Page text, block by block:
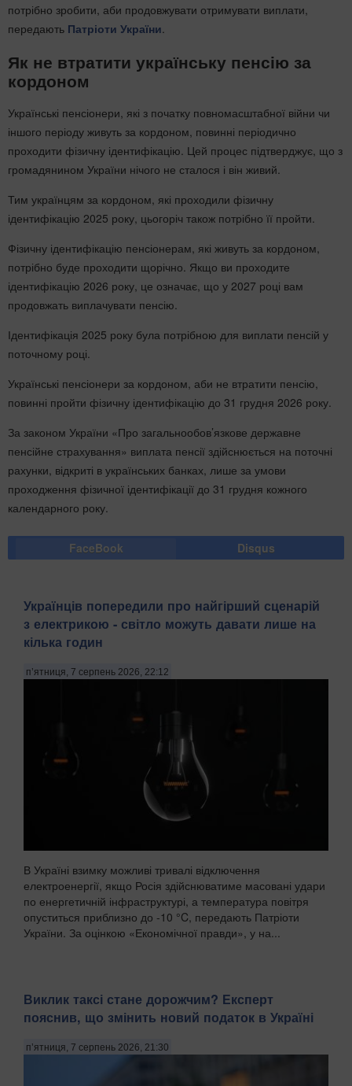
потрібно зробити, аби продовжувати отримувати виплати,
передають Патріоти України.
Як не втратити українську пенсію за
кордоном
Українські пенсіонери, які з початку повномасштабної війни чи
іншого періоду живуть за кордоном, повинні періодично
проходити фізичну ідентифікацію. Цей процес підтверджує, що з
громадянином України нічого не сталося і він живий.
Тим українцям за кордоном, які проходили фізичну
ідентифікацію 2025 року, цьогоріч також потрібно її пройти.
Фізичну ідентифікацію пенсіонерам, які живуть за кордоном,
потрібно буде проходити щорічно. Якщо ви проходите
ідентифікацію 2026 року, це означає, що у 2027 році вам
продовжать виплачувати пенсію.
Ідентифікація 2025 року була потрібною для виплати пенсій у
поточному році.
Українські пенсіонери за кордоном, аби не втратити пенсію,
повинні пройти фізичну ідентифікацію до 31 грудня 2026 року.
За законом України «Про загальнообов’язкове державне
пенсійне страхування» виплата пенсії здійснюється на поточні
рахунки, відкриті в українських банках, лише за умови
проходження фізичної ідентифікації до 31 грудня кожного
календарного року.
FaceBook Disqus
Українців попередили про найгірший сценарій
з електрикою - світло можуть давати лише на
кілька годин
п’ятниця, 7 серпень 2026, 22:12
В Україні взимку можливі тривалі відключення
електроенергії, якщо Росія здійснюватиме масовані удари
по енергетичній інфраструктурі, а температура повітря
опуститься приблизно до -10 °C, передають Патріоти
України. За оцінкою «Економічної правди», у на...
Виклик таксі стане дорожчим? Експерт
пояснив, що змінить новий податок в Україні
п’ятниця, 7 серпень 2026, 21:30